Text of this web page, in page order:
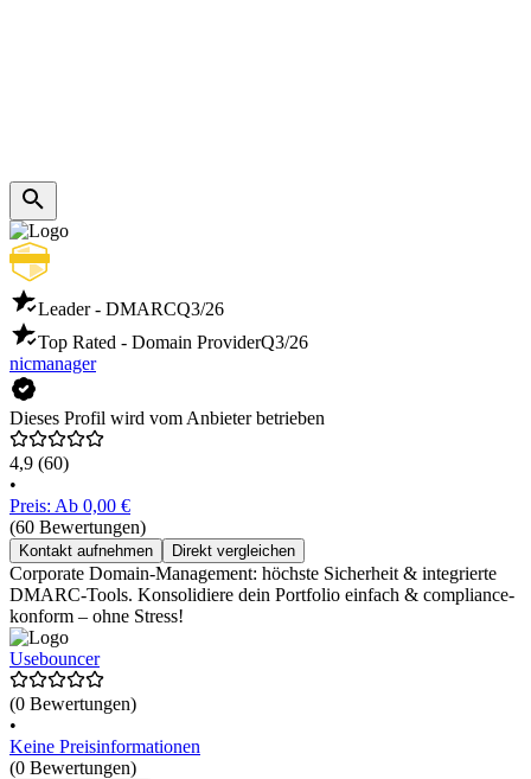
Leader - DMARCQ3/26
Top Rated - Domain ProviderQ3/26
nicmanager
Dieses Profil wird vom Anbieter betrieben
4,9 (60)
•
Preis: Ab 0,00 €
(60 Bewertungen)
Kontakt aufnehmen Direkt vergleichen
Corporate Domain-Management: höchste Sicherheit & integrierte
DMARC-Tools. Konsolidiere dein Portfolio einfach & compliance-
konform – ohne Stress!
Usebouncer
(0 Bewertungen)
•
Keine Preisinformationen
(0 Bewertungen)